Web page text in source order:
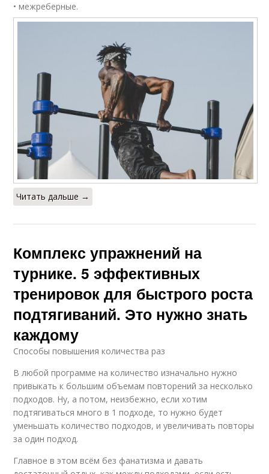
• межреберные.
Читать дальше →
Комплекс упражнений на
турнике. 5 эффективных
тренировок для быстрого роста
подтягиваний. Это нужно знать
каждому
Способы повышения количества раз
В любой программе на количество изначально нужно
привыкать к большим объемам повторений за несколько
подходов. Ну, а потом, неизбежно, если хотим
подтягиваться много в 1 подходе, то нужно будет
уменьшать количество подходов, и увеличивать повторы
за один подход.
Главное в этом всём без фанатизма и давать